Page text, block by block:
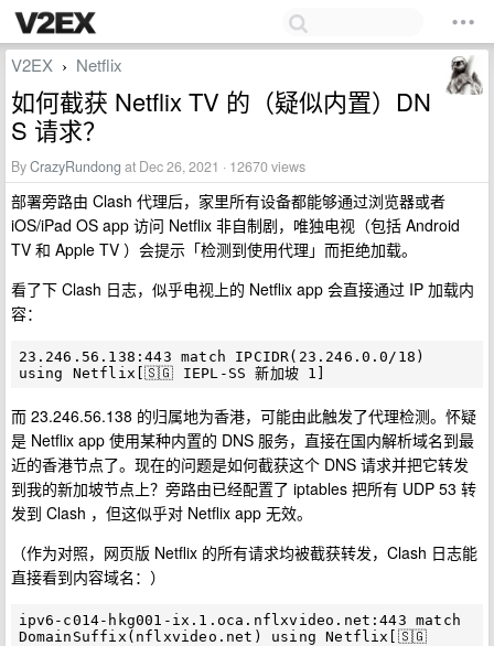
V2EX › Netflix
如何截获 Netflix TV 的（疑似内置）DN
S 请求？
ByCrazyRundong at Dec 26, 2021 · 12670 views
部署旁路由 Clash 代理后，家里所有设备都能够通过浏览器或者
iOS/iPad OS app 访问 Netflix 非自制剧，唯独电视（包括 Android
TV 和 Apple TV ）会提示「检测到使用代理」而拒绝加载。
看了下 Clash 日志，似乎电视上的 Netflix app 会直接通过 IP 加载内
容：
23.246.56.138:443 match IPCIDR(23.246.0.0/18)
而 23.246.56.138 的归属地为香港，可能由此触发了代理检测。怀疑
是 Netflix app 使用某种内置的 DNS 服务，直接在国内解析域名到最
近的香港节点了。现在的问题是如何截获这个 DNS 请求并把它转发
到我的新加坡节点上？旁路由已经配置了 iptables 把所有 UDP 53 转
发到 Clash ，但这似乎对 Netflix app 无效。
（作为对照，网页版 Netflix 的所有请求均被截获转发，Clash 日志能
直接看到内容域名：）
ipv6-c014-hkg001-ix.1.oca.nflxvideo.net:443 match
DomainSuffix(nflxvideo.net) using Netflix[🇸🇬